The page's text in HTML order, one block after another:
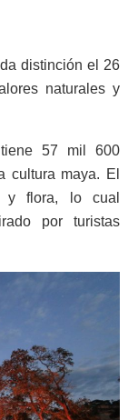
distinción el 26
naturales y
57 mil 600
cultura maya. El
y flora, lo cual
por turistas